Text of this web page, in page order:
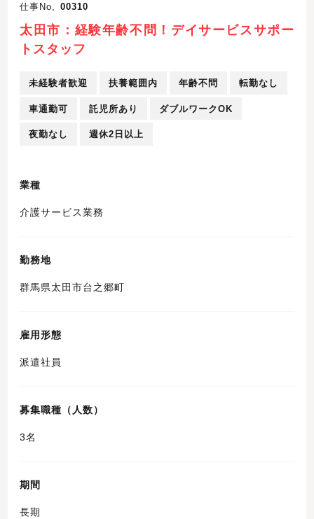
仕事No, 00310
太田市：経験年齢不問！デイサービスサポー
トスタッフ
未経験者歓迎 扶養範囲内 年齢不問 転勤なし
車通勤可 託児所あり ダブルワークOK
夜勤なし 週休2日以上
業種
介護サービス業務
勤務地
群馬県太田市台之郷町
雇用形態
派遣社員
募集職種（人数）
3名
期間
長期